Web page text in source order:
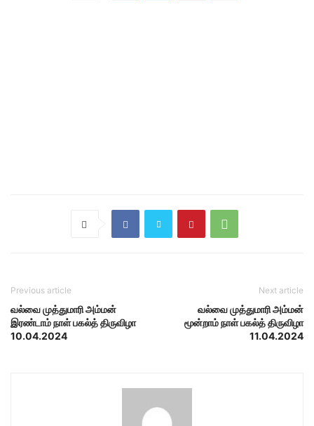
Previous article
வல்வை முத்துமாரி அம்மன்
இரண்டாம் நாள் பகல்த் திருவிழா
10.04.2024
Next article
வல்வை முத்துமாரி அம்மன்
மூன்றாம் நாள் பகல்த் திருவிழா
11.04.2024